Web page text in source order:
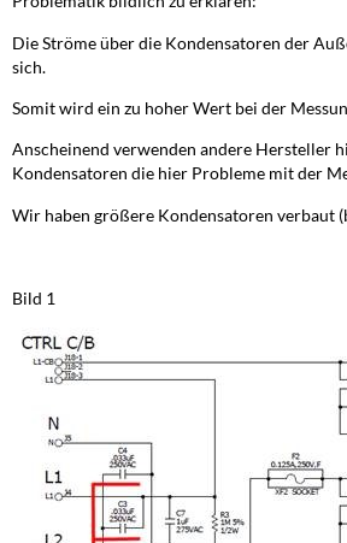
Die Ströme über die Kondensatoren der
sich.
Somit wird ein zu hoher Wert bei der
Anscheinend verwenden andere Hersteller
Kondensatoren die hier Probleme mit der
Wir haben größere Kondensatoren verbaut
Bild 1